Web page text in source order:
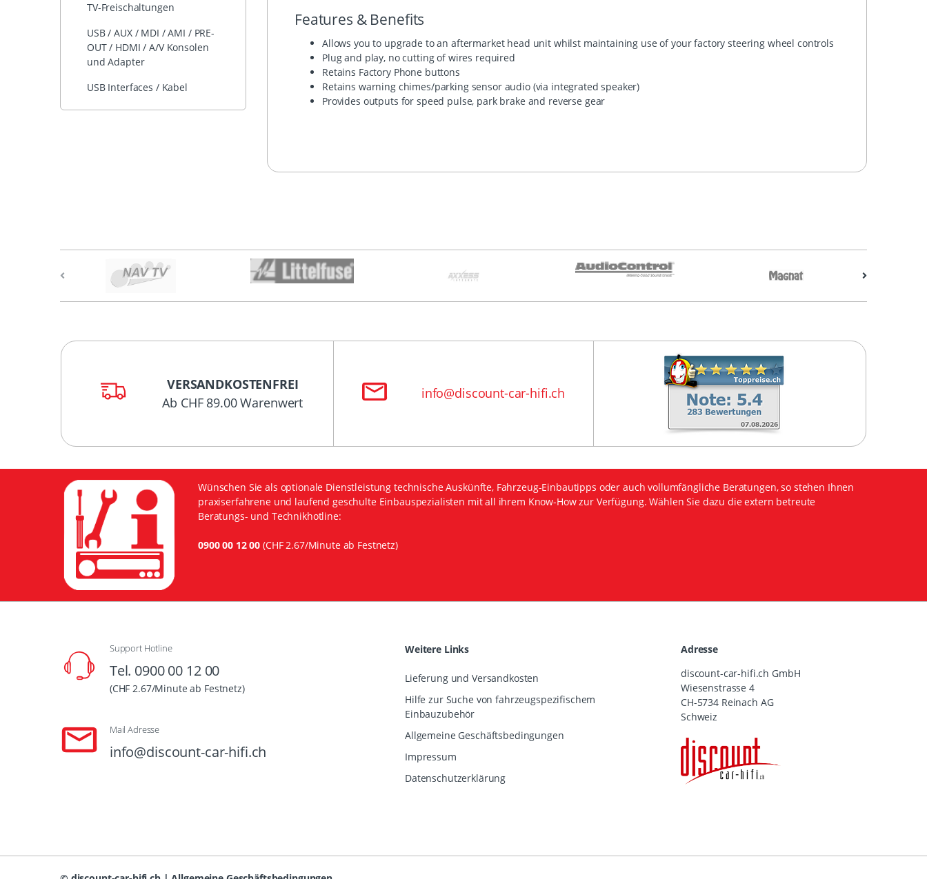
TV-Freischaltungen
USB / AUX / MDI / AMI / PRE-
OUT / HDMI / A/V Konsolen
und Adapter
USB Interfaces / Kabel
Features & Benefits
Allows you to upgrade to an aftermarket head unit whilst maintaining use of your factory steering wheel controls
Plug and play, no cutting of wires required
Retains Factory Phone buttons
Retains warning chimes/parking sensor audio (via integrated speaker)
Provides outputs for speed pulse, park brake and reverse gear
VERSANDKOSTENFREI
Ab CHF 89.00 Warenwert
info@discount-car-hifi.ch
Wünschen Sie als optionale Dienstleistung technische Auskünfte, Fahrzeug-Einbautipps oder auch vollumfängliche Beratungen, so stehen Ihnen
praxiserfahrene und laufend geschulte Einbauspezialisten mit all ihrem Know-How zur Verfügung. Wählen Sie dazu die extern betreute
Beratungs- und Technikhotline:
0900 00 12 00 (CHF 2.67/Minute ab Festnetz)
Support Hotline
Tel. 0900 00 12 00
(CHF 2.67/Minute ab Festnetz)
Mail Adresse
info@discount-car-hifi.ch
Weitere Links
Lieferung und Versandkosten
Hilfe zur Suche von fahrzeugspezifischem
Einbauzubehör
Allgemeine Geschäftsbedingungen
Impressum
Datenschutzerklärung
Adresse
discount-car-hifi.ch GmbH
Wiesenstrasse 4
CH-5734 Reinach AG
Schweiz